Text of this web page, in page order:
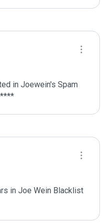
in Joewein's Spam
in Joe Wein Blacklist